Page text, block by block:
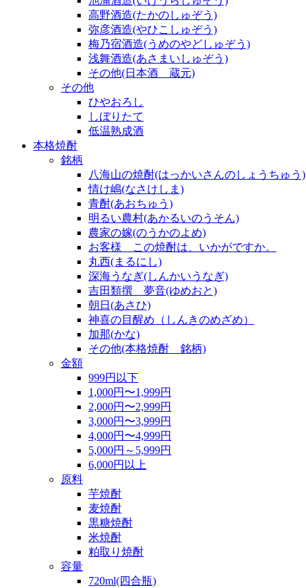
高野酒造(たかのしゅぞう)
弥彦酒造(やひこしゅぞう)
梅乃宿酒造(うめのやどしゅぞう)
浅舞酒造(あさまいしゅぞう)
その他(日本酒 蔵元)
その他
ひやおろし
しぼりたて
低温熟成酒
本格焼酎
銘柄
八海山の焼酎(はっかいさんのしょうちゅう)
情け嶋(なさけしま)
青酎(あおちゅう)
明るい農村(あかるいのうそん)
農家の嫁(のうかのよめ)
お客様 この焼酎は、いかがですか。
丸西(まるにし)
深海うなぎ(しんかいうなぎ)
吉田類撰 夢音(ゆめおと)
朝日(あさひ)
神喜の目醒め（しんきのめざめ）
加那(かな)
その他(本格焼酎 銘柄)
金額
999円以下
1,000円〜1,999円
2,000円〜2,999円
3,000円〜3,999円
4,000円〜4,999円
5,000円～5,999円
6,000円以上
原料
芋焼酎
麦焼酎
黒糖焼酎
米焼酎
粕取り焼酎
容量
720ml(四合瓶)